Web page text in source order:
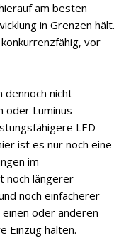
am besten
in Grenzen hält.
vor
dennoch nicht
oder Luminus
LED-
ist es nur noch eine
im
noch längerer
noch einfacherer
oder anderen
Einzug halten.